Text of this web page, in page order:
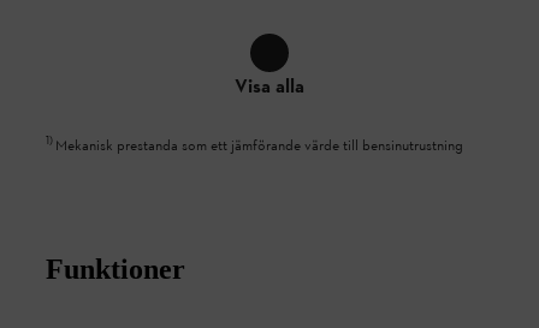
Visa alla
1) Mekanisk prestanda som ett jämförande värde till bensinutrustning
Funktioner